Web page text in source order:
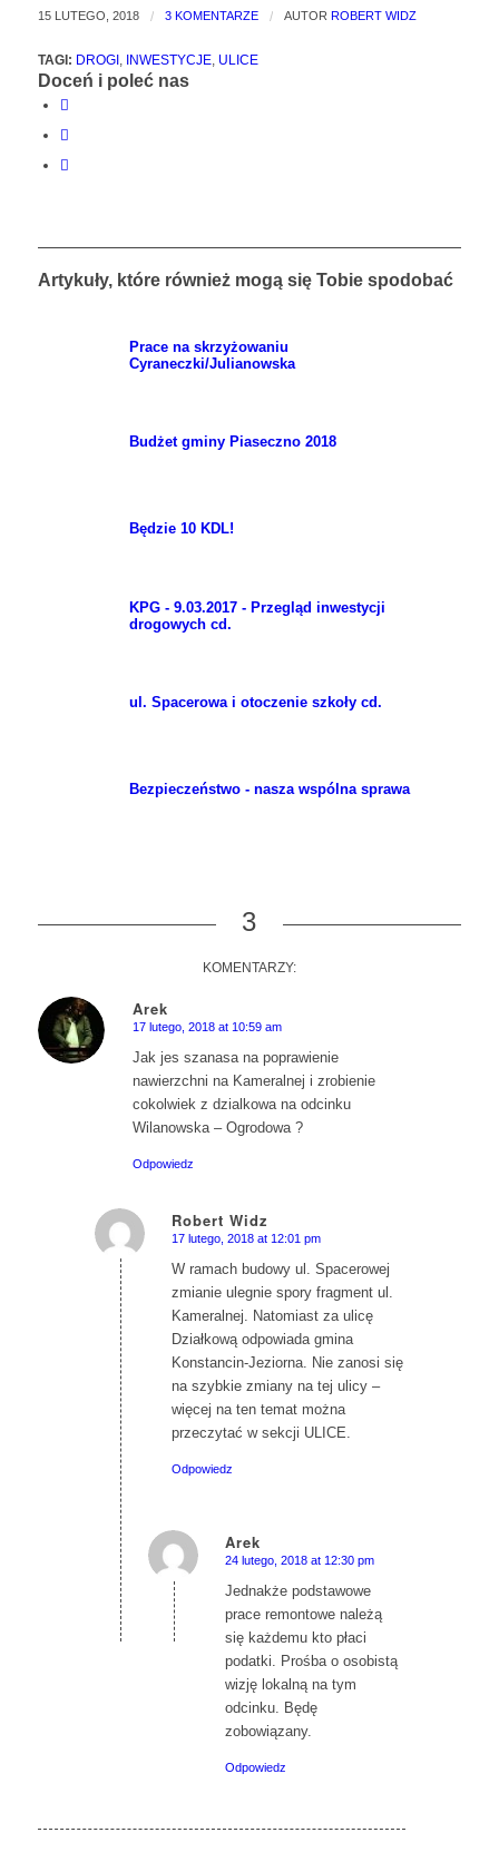
15 LUTEGO, 2018 / 3 KOMENTARZE / AUTOR ROBERT WIDZ
TAGI: DROGI, INWESTYCJE, ULICE
Doceń i poleć nas
Artykuły, które również mogą się Tobie spodobać
Prace na skrzyżowaniu
Cyraneczki/Julianowska
Budżet gminy Piaseczno 2018
Będzie 10 KDL!
KPG - 9.03.2017 - Przegląd inwestycji
drogowych cd.
ul. Spacerowa i otoczenie szkoły cd.
Bezpieczeństwo - nasza wspólna sprawa
3
KOMENTARZY:
Arek
says:
17 lutego, 2018 at 10:59 am
Jak jes szanasa na poprawienie
nawierzchni na Kameralnej i zrobienie
cokolwiek z dzialkowa na odcinku
Wilanowska – Ogrodowa ?
Odpowiedz
Robert Widz
says:
17 lutego, 2018 at 12:01 pm
W ramach budowy ul. Spacerowej
zmianie ulegnie spory fragment ul.
Kameralnej. Natomiast za ulicę
Działkową odpowiada gmina
Konstancin-Jeziorna. Nie zanosi się
na szybkie zmiany na tej ulicy –
więcej na ten temat można
przeczytać w sekcji ULICE.
Odpowiedz
Arek
says:
24 lutego, 2018 at 12:30 pm
Jednakże podstawowe
prace remontowe należą
się każdemu kto płaci
podatki. Prośba o osobistą
wizję lokalną na tym
odcinku. Będę
zobowiązany.
Odpowiedz